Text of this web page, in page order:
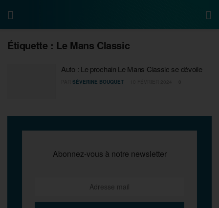
Étiquette : Le Mans Classic
Auto : Le prochain Le Mans Classic se dévoile
SÉVERINE BOUQUET
Abonnez-vous à notre newsletter